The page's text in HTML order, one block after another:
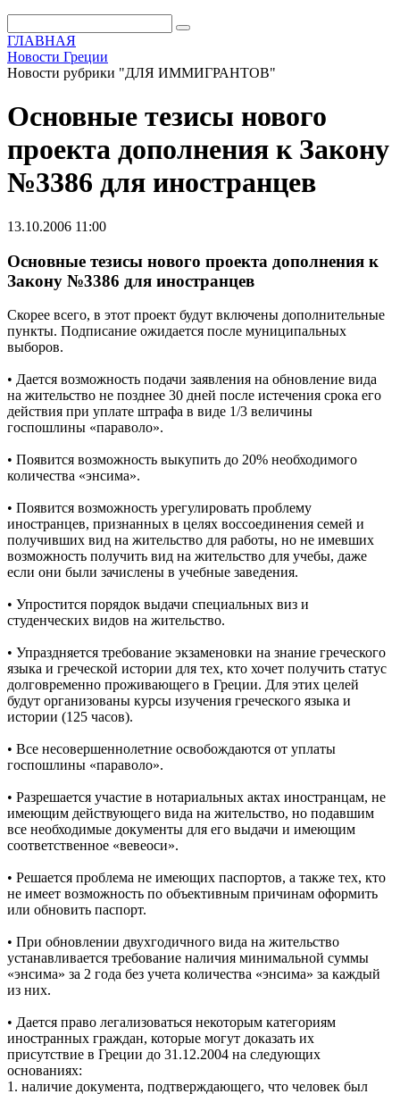
ГЛАВНАЯ
Новости Греции
Новости рубрики "ДЛЯ ИММИГРАНТОВ"
Основные тезисы нового
проекта дополнения к Закону
№3386 для иностранцев
13.10.2006 11:00
Основные тезисы нового проекта дополнения к
Закону №3386 для иностранцев
Скорее всего, в этот проект будут включены дополнительные
пункты. Подписание ожидается после муниципальных
выборов.
• Дается возможность подачи заявления на обновление вида
на жительство не позднее 30 дней после истечения срока его
действия при уплате штрафа в виде 1/3 величины
госпошлины «параволо».
• Появится возможность выкупить до 20% необходимого
количества «энсима».
• Появится возможность урегулировать проблему
иностранцев, признанных в целях воссоединения семей и
получивших вид на жительство для работы, но не имевших
возможность получить вид на жительство для учебы, даже
если они были зачислены в учебные заведения.
• Упростится порядок выдачи специальных виз и
студенческих видов на жительство.
• Упраздняется требование экзаменовки на знание греческого
языка и греческой истории для тех, кто хочет получить статус
долговременно проживающего в Греции. Для этих целей
будут организованы курсы изучения греческого языка и
истории (125 часов).
• Все несовершеннолетние освобождаются от уплаты
госпошлины «параволо».
• Разрешается участие в нотариальных актах иностранцам, не
имеющим действующего вида на жительство, но подавшим
все необходимые документы для его выдачи и имеющим
соответственное «вевеоси».
• Решается проблема не имеющих паспортов, а также тех, кто
не имеет возможность по объективным причинам оформить
или обновить паспорт.
• При обновлении двухгодичного вида на жительство
устанавливается требование наличия минимальной суммы
«энсима» за 2 года без учета количества «энсима» за каждый
из них.
• Дается право легализоваться некоторым категориям
иностранных граждан, которые могут доказать их
присутствие в Греции до 31.12.2004 на следующих
основаниях:
1. наличие документа, подтверждающего, что человек был